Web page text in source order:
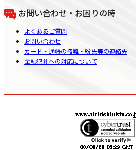
お問い合わせ・お困りの時
よくあるご質問
お問い合わせ
カード・通帳の盗難・紛失等の連絡先
金融犯罪への対応について